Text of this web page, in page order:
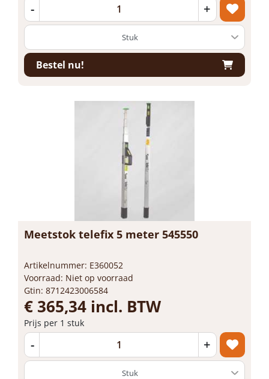
- +
Bestel nu!
Meetstok telefix 5 meter 545550
Artikelnummer: E360052
Voorraad: Niet op voorraad
Gtin: 8712423006584
€ 365,34 incl. BTW
Prijs per 1 stuk
- +